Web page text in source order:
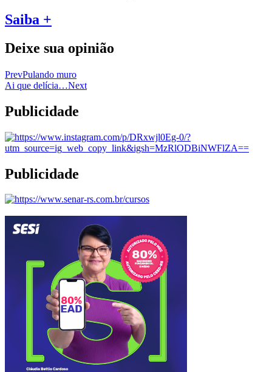
Saiba +
Deixe sua opinião
PrevPulando muro
Ai que delícia…Next
Publicidade
Publicidade